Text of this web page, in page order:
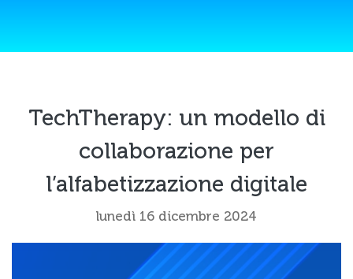
TechTherapy: un modello di
collaborazione per
l’alfabetizzazione digitale
lunedì 16 dicembre 2024